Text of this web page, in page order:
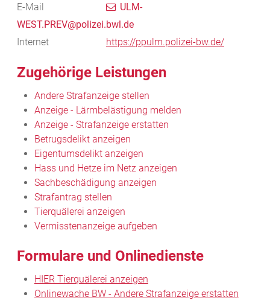
E-Mail
ULM-
WEST.PREV@polizei.bwl.de
Internet
https://ppulm.polizei-bw.de/
Zugehörige Leistungen
Andere Strafanzeige stellen
Anzeige - Lärmbelästigung melden
Anzeige - Strafanzeige erstatten
Betrugsdelikt anzeigen
Eigentumsdelikt anzeigen
Hass und Hetze im Netz anzeigen
Sachbeschädigung anzeigen
Strafantrag stellen
Tierquälerei anzeigen
Vermisstenanzeige aufgeben
Formulare und Onlinedienste
HIER Tierquälerei anzeigen
Onlinewache BW - Andere Strafanzeige erstatten